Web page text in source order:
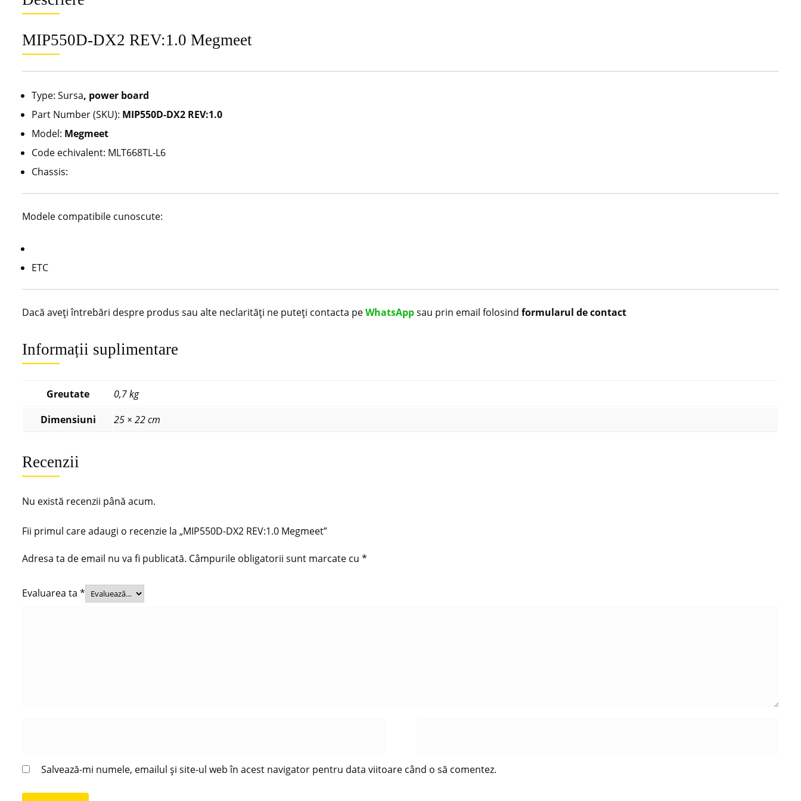
MIP550D-DX2 REV:1.0 Megmeet
Type: Sursa, power board
Part Number (SKU): MIP550D-DX2 REV:1.0
Model: Megmeet
Code echivalent: MLT668TL-L6
Chassis:
Modele compatibile cunoscute:
ETC
Dacă aveți întrebări despre produs sau alte neclarități ne puteți contacta peWhatsAppsau prin email folosind formularul de contact
Informații suplimentare
Greutate
0,7 kg
Dimensiuni
25 × 22 cm
Recenzii
Nu există recenzii până acum.
Fii primul care adaugi o recenzie la „MIP550D-DX2 REV:1.0 Megmeet”
Adresa ta de email nu va fi publicată. Câmpurile obligatorii sunt marcate cu *
Evaluarea ta *
Salvează-mi numele, emailul și site-ul web în acest navigator pentru data viitoare când o să comentez.